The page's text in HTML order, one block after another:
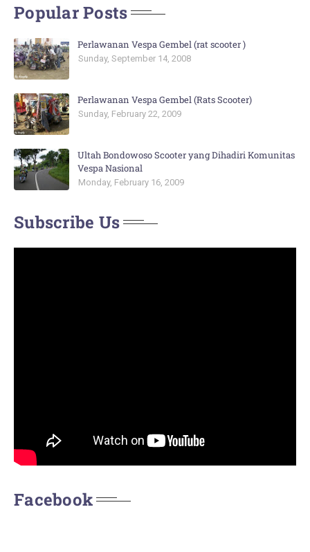
Popular Posts
Perlawanan Vespa Gembel (rat scooter )
Sunday, September 14, 2008
Perlawanan Vespa Gembel (Rats Scooter)
Sunday, February 22, 2009
Ultah Bondowoso Scooter yang Dihadiri Komunitas
Vespa Nasional
Monday, February 16, 2009
Subscribe Us
Facebook